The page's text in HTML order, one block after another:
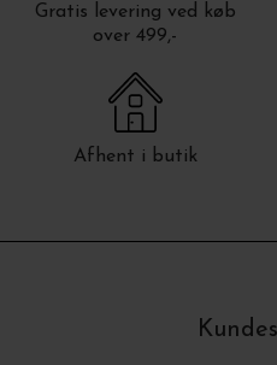
Gratis levering ved køb
over 499,-
Afhent i butik